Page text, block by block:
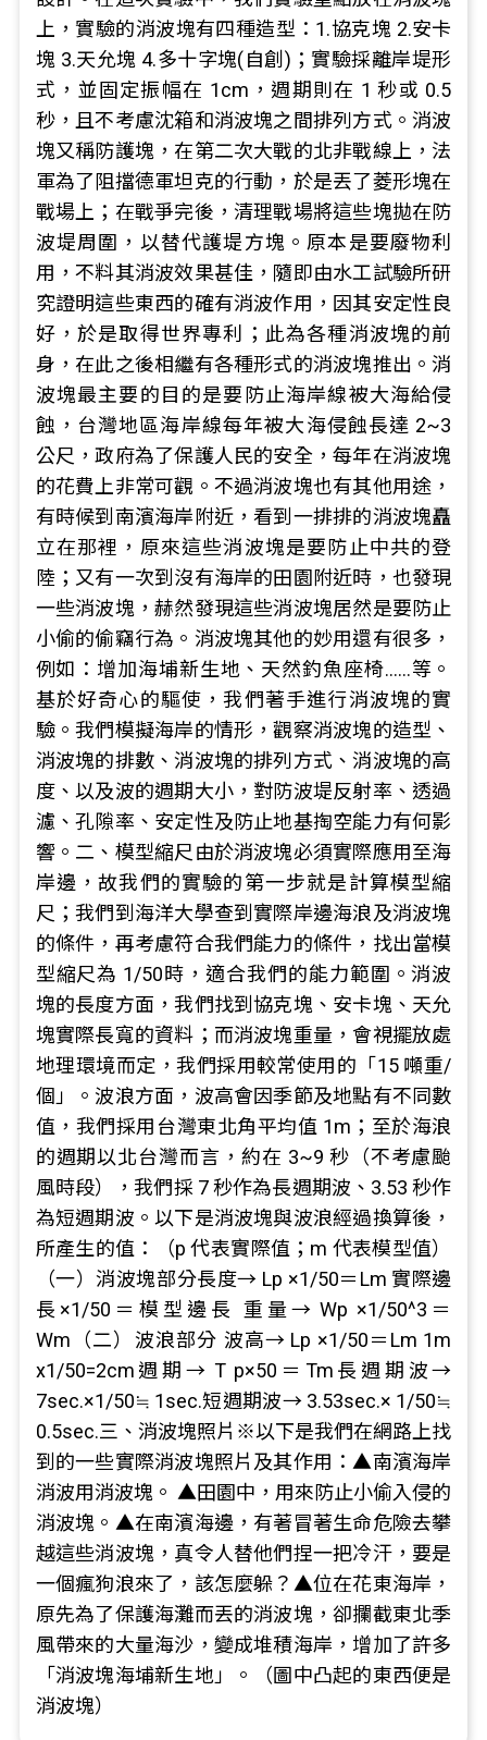
上，實驗的消波塊有四種造型：1.協克塊 2.安卡
塊 3.天允塊 4.多十字塊(自創)；實驗採離岸堤形
式，並固定振幅在 1cm，週期則在 1 秒或 0.5
秒，且不考慮沈箱和消波塊之間排列方式。消波
塊又稱防護塊，在第二次大戰的北非戰線上，法
軍為了阻擋德軍坦克的行動，於是丟了菱形塊在
戰場上；在戰爭完後，清理戰場將這些塊拋在防
波堤周圍，以替代護堤方塊。原本是要廢物利
用，不料其消波效果甚佳，隨即由水工試驗所研
究證明這些東西的確有消波作用，因其安定性良
好，於是取得世界專利；此為各種消波塊的前
身，在此之後相繼有各種形式的消波塊推出。消
波塊最主要的目的是要防止海岸線被大海給侵
蝕，台灣地區海岸線每年被大海侵蝕長達 2~3
公尺，政府為了保護人民的安全，每年在消波塊
的花費上非常可觀。不過消波塊也有其他用途，
有時候到南濱海岸附近，看到一排排的消波塊矗
立在那裡，原來這些消波塊是要防止中共的登
陸；又有一次到沒有海岸的田園附近時，也發現
一些消波塊，赫然發現這些消波塊居然是要防止
小偷的偷竊行為。消波塊其他的妙用還有很多，
例如：增加海埔新生地、天然釣魚座椅……等。
基於好奇心的驅使，我們著手進行消波塊的實
驗。我們模擬海岸的情形，觀察消波塊的造型、
消波塊的排數、消波塊的排列方式、消波塊的高
度、以及波的週期大小，對防波堤反射率、透過
濾、孔隙率、安定性及防止地基掏空能力有何影
響。二、模型縮尺由於消波塊必須實際應用至海
岸邊，故我們的實驗的第一步就是計算模型縮
尺；我們到海洋大學查到實際岸邊海浪及消波塊
的條件，再考慮符合我們能力的條件，找出當模
型縮尺為 1/50時，適合我們的能力範圍。消波
塊的長度方面，我們找到協克塊、安卡塊、天允
塊實際長寬的資料；而消波塊重量，會視擺放處
地理環境而定，我們採用較常使用的「15 噸重/
個」。波浪方面，波高會因季節及地點有不同數
值，我們採用台灣東北角平均值 1m；至於海浪
的週期以北台灣而言，約在 3~9 秒（不考慮颱
風時段），我們採 7 秒作為長週期波、3.53 秒作
為短週期波。以下是消波塊與波浪經過換算後，
所產生的值：（p 代表實際值；m 代表模型值）
（一）消波塊部分長度→ Lp ×1/50＝Lm 實際邊
長×1/50＝模型邊長 重量→ Wp ×1/50^3＝
Wm（二）波浪部分 波高→ Lp ×1/50＝Lm 1m
x1/50=2cm週期→ T p×50＝Tm長週期波→
7sec.×1/50≒ 1sec.短週期波→ 3.53sec.× 1/50≒
0.5sec.三、消波塊照片※以下是我們在網路上找
到的一些實際消波塊照片及其作用：▲南濱海岸
消波用消波塊。 ▲田園中，用來防止小偷入侵的
消波塊。▲在南濱海邊，有著冒著生命危險去攀
越這些消波塊，真令人替他們捏一把冷汗，要是
一個瘋狗浪來了，該怎麼躲？▲位在花東海岸，
原先為了保護海灘而丟的消波塊，卻攔截東北季
風帶來的大量海沙，變成堆積海岸，增加了許多
「消波塊海埔新生地」。（圖中凸起的東西便是
消波塊）